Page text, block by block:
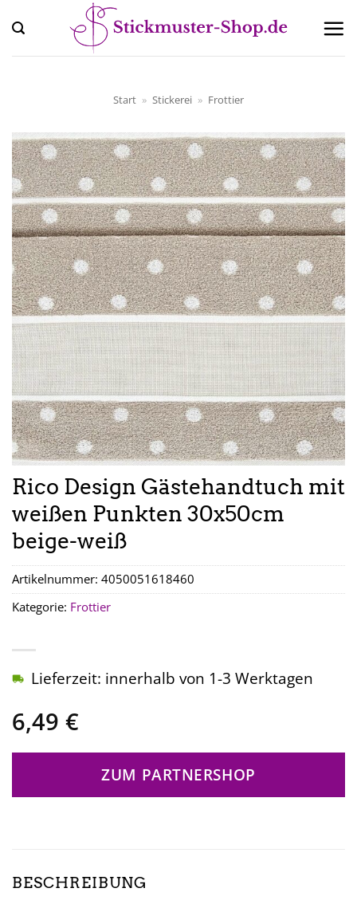
Inhalt
springen
Start » Stickerei » Frottier
Rico Design Gästehandtuch mit
weißen Punkten 30x50cm
beige-weiß
6,49 €
Lieferzeit: innerhalb von 1-3 Werktagen
ZUM PARTNERSHOP
Artikelnummer: 4050051618460
Kategorie: Frottier
BESCHREIBUNG